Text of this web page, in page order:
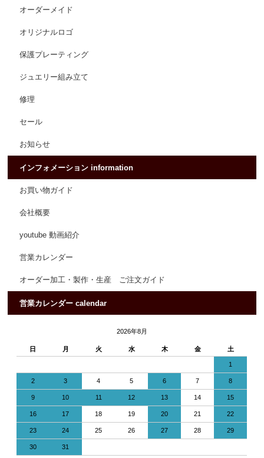
オーダーメイド
オリジナルロゴ
保護プレーティング
ジュエリー組み立て
修理
セール
お知らせ
インフォメーション information
お買い物ガイド
会社概要
youtube 動画紹介
営業カレンダー
オーダー加工・製作・生産 ご注文ガイド
営業カレンダー calendar
2026年8月
日 月 火 水 木 金 土
1
2 3 4 5 6 7 8
9 10 11 12 13 14 15
16 17 18 19 20 21 22
23 24 25 26 27 28 29
30 31